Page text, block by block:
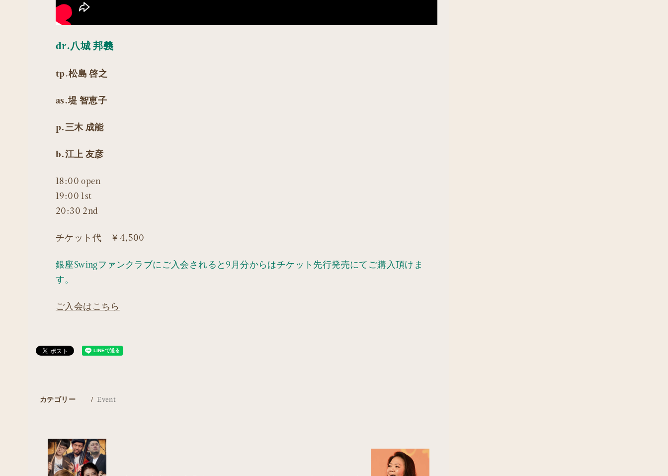
dr.八城 邦義
tp.松島 啓之
as.堤 智恵子
p.三木 成能
b.江上 友彦
18:00 open
19:00 1st
20:30 2nd
チケット代 ￥4,500
銀座Swingファンクラブにご入会されると9月分からはチケット先行発売にてご購入頂けま
す。
ご入会はこちら
カテゴリー Event